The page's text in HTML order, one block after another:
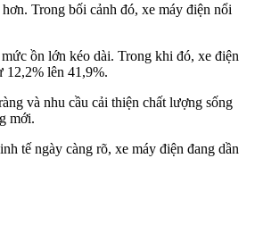
Trong bối cảnh đó, xe máy điện nổi
ồn lớn kéo dài. Trong khi đó, xe điện
12,2% lên 41,9%.
và nhu cầu cải thiện chất lượng sống
mới.
tế ngày càng rõ, xe máy điện đang dần